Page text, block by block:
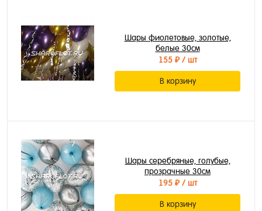
Шары фиолетовые, золотые,
белые 30см
155 ₽/ шт
В корзину
Шары серебряные, голубые,
прозрачные 30см
195 ₽/ шт
В корзину